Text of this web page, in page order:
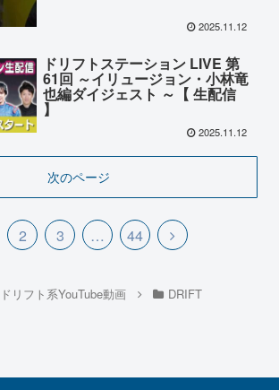
2025.11.12
ドリフトステーション LIVE 第
61回 ～イリュージョン・小林竜
也編ダイジェスト ～【 生配信
】
2025.11.12
次のページ
2 3 … 44
ドリフト系YouTube動画
DRIFT